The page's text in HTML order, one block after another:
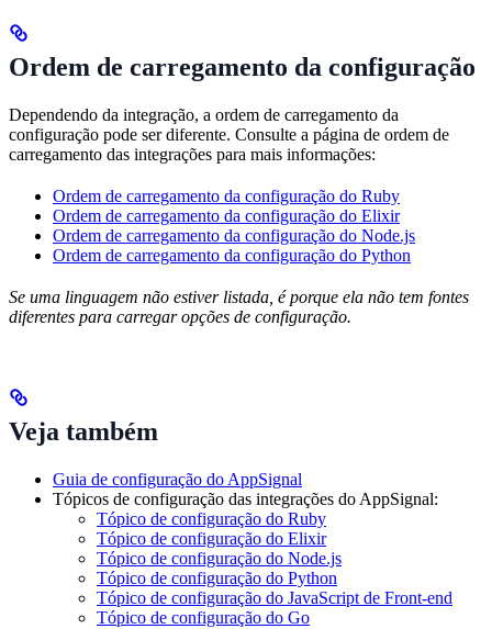
Ordem de carregamento da configuração
Dependendo da integração, a ordem de carregamento da
configuração pode ser diferente. Consulte a página de ordem de
carregamento das integrações para mais informações:
Ordem de carregamento da configuração do Ruby
Ordem de carregamento da configuração do Elixir
Ordem de carregamento da configuração do Node.js
Ordem de carregamento da configuração do Python
Se uma linguagem não estiver listada, é porque ela não tem fontes
diferentes para carregar opções de configuração.
Veja também
Guia de configuração do AppSignal
Tópicos de configuração das integrações do AppSignal:
Tópico de configuração do Ruby
Tópico de configuração do Elixir
Tópico de configuração do Node.js
Tópico de configuração do Python
Tópico de configuração do JavaScript de Front-end
Tópico de configuração do Go